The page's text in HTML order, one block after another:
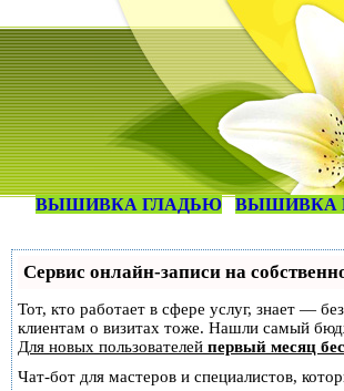
ВЫШИВКА ГЛАДЬЮ ВЫШИВКА
Сервис онлайн-записи на
Тот, кто работает в сфере услуг, знает —
клиентам о визитах тоже. Нашли самый
Для новых пользователей первый месяц
Чат-бот для мастеров и специалистов,